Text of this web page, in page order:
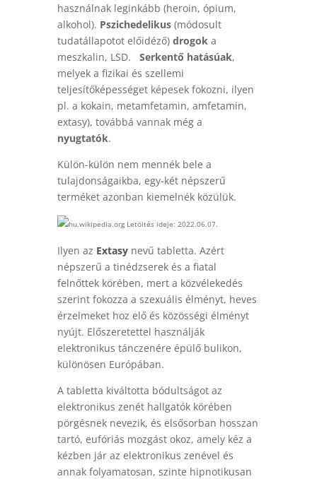
használnak leginkább (heroin, ópium,
alkohol). Pszichedelikus(módosult
tudatállapotot előidéző) drogoka
meszkalin, LSD. Serkentő hatásúak,
melyek a fizikai és szellemi
teljesítőképességet képesek fokozni, ilyen
pl. a kokain, metamfetamin, amfetamin,
extasy), továbbá vannak még a
nyugtatók.
Külön-külön nem mennék bele a
tulajdonságaikba, egy-két népszerű
terméket azonban kiemelnék közülük.
hu.wikipedia.org Letöltés ideje: 2022.06.07.
Ilyen az Extasynevű tabletta. Azért
népszerű a tinédzserek és a fiatal
felnőttek körében, mert a közvélekedés
szerint fokozza a szexuális élményt, heves
érzelmeket hoz elő és közösségi élményt
nyújt. Előszeretettel használják
elektronikus tánczenére épülő bulikon,
különösen Európában.
A tabletta kiváltotta bódultságot az
elektronikus zenét hallgatók körében
pörgésnek nevezik, és elsősorban hosszan
tartó, eufóriás mozgást okoz, amely kéz a
kézben jár az elektronikus zenével és
annak folyamatosan, szinte hipnotikusan